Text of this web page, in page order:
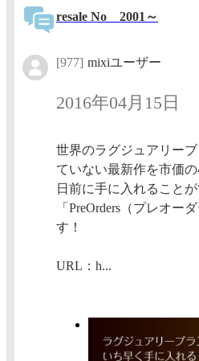
resale No 2001～
[977] mixiユーザー
2016年04月15日
世界のラグジュアリー
ていない最新作を市価
日前に手に入れること
「PreOrders（プレオー
す！
URL：h...